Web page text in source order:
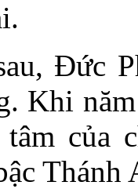
Đức
Khi
của